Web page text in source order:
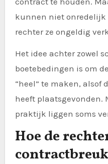
kunnen niet onredelijk
rechter ze ongeldig
Het idee achter zowel
boetebedingen is om
“heel” te maken,
heeft plaatsgevonden.
praktijk liggen soms
Hoe de